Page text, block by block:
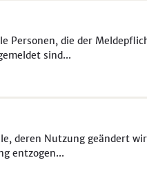
Personen, die der
sind...
deren Nutzung geändert
entzogen...